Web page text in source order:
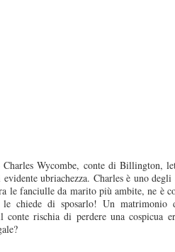
Wycombe, conte di Billington,
ubriachezza. Charles è uno degli
le fanciulle da marito più ambite, ne è
chiede di sposarlo! Un matrimonio
rischia di perdere una cospicua